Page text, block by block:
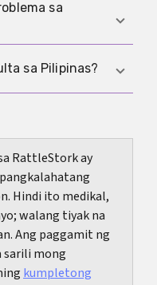
ang tamang
ang treatable
ang seksuwalidad
ay
sa inyo kaysa
sa
sa Pilipinas?
i-refer sa
urology kung
ang
endocrinology
RattleStork ay
Hindi ito medikal,
walang tiyak na
Ang paggamit ng
sarili mong
kumpletong